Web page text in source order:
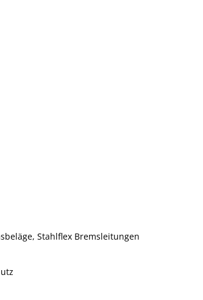
Stahlflex Bremsleitungen